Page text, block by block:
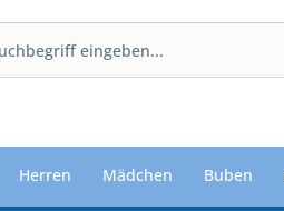
Herren Mädchen Buben